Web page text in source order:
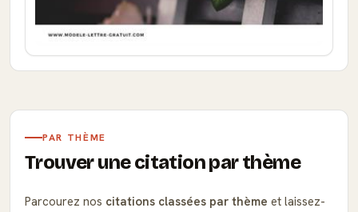
PAR THÈME
Trouver une citation par thème
Parcourez nos citations classées par thème et laissez-